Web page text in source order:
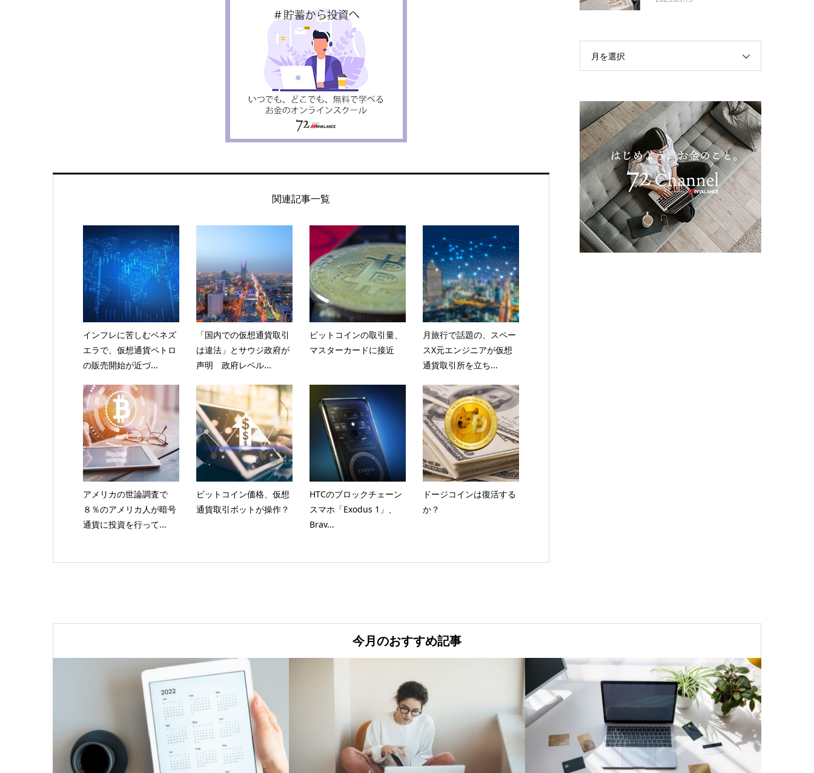
関連記事一覧
インフレに苦しむベネズ
エラで、仮想通貨ペトロ
の販売開始が近づ...
「国内での仮想通貨取引
は違法」とサウジ政府が
声明 政府レベル...
ビットコインの取引量、
マスターカードに接近
月旅行で話題の、スペー
スX元エンジニアが仮想
通貨取引所を立ち...
アメリカの世論調査で
８％のアメリカ人が暗号
通貨に投資を行って...
ビットコイン価格、仮想
通貨取引ボットが操作？
HTCのブロックチェーン
スマホ「Exodus 1」、
Brav...
ドージコインは復活する
か？
月を選択
今月のおすすめ記事